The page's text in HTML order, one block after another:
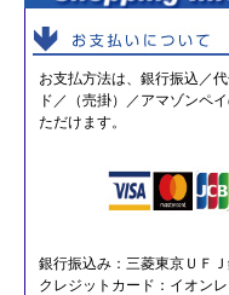
お支払方法は、銀行振込／
ド／（売掛）／アマゾンペ
ただけます。
銀行振込み：三菱東京ＵＦ
クレジットカード：イオンレ